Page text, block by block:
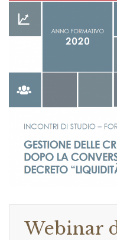
Webinar